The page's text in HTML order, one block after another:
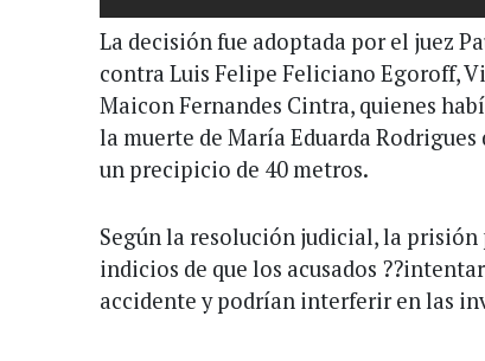
La decisión fue adoptada por el juez
contra Luis Felipe Feliciano Egoroff,
Maicon Fernandes Cintra, quienes
la muerte de María Eduarda
un precipicio de 40 metros.
Según la resolución judicial, la
indicios de que los acusados
accidente y podrían interferir en las